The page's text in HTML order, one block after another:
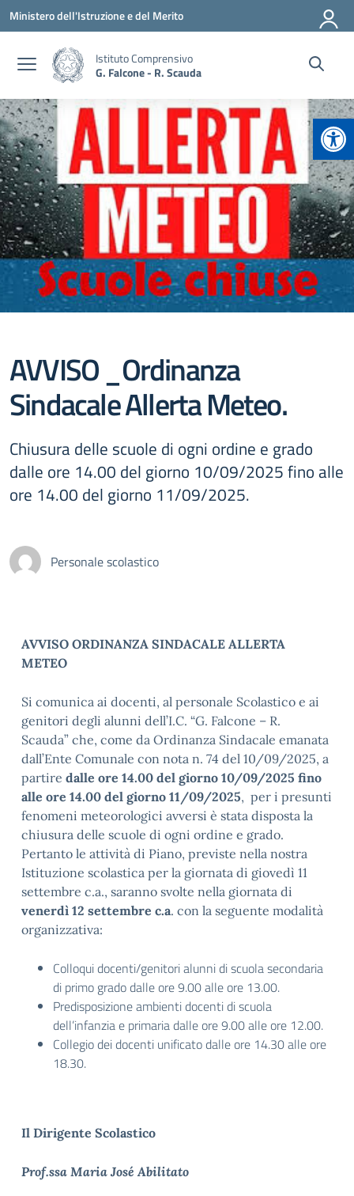
Vai ai contenuti
Vai al menu di navigazione
Vai al footer
Ministero dell'Istruzione e del Merito
Istituto Comprensivo
G. Falcone - R. Scauda
AVVISO _Ordinanza
Sindacale Allerta Meteo.
Chiusura delle scuole di ogni ordine e grado
dalle ore 14.00 del giorno 10/09/2025 fino alle
ore 14.00 del giorno 11/09/2025.
Personale scolastico
AVVISO ORDINANZA SINDACALE ALLERTA
METEO
Si comunica ai docenti, al personale Scolastico e ai
genitori degli alunni dell’I.C. “G. Falcone – R.
Scauda” che, come da Ordinanza Sindacale emanata
dall’Ente Comunale con nota n. 74 del 10/09/2025, a
partire dalle ore 14.00 del giorno 10/09/2025 fino
alle ore 14.00 del giorno 11/09/2025, per i presunti
fenomeni meteorologici avversi è stata disposta la
chiusura delle scuole di ogni ordine e grado.
Pertanto le attività di Piano, previste nella nostra
Istituzione scolastica per la giornata di giovedì 11
settembre c.a., saranno svolte nella giornata di
venerdì 12 settembre c.a. con la seguente modalità
organizzativa:
Colloqui docenti/genitori alunni di scuola secondaria
di primo grado dalle ore 9.00 alle ore 13.00.
Predisposizione ambienti docenti di scuola
dell’infanzia e primaria dalle ore 9.00 alle ore 12.00.
Collegio dei docenti unificato dalle ore 14.30 alle ore
18.30.
Il Dirigente Scolastico
Prof.ssa Maria José Abilitato